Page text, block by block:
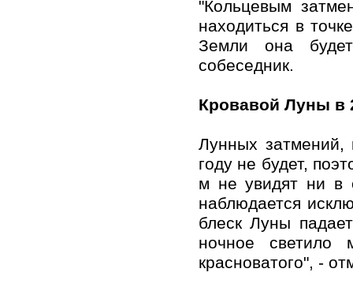
"Кольцевым
находиться в
Земли она
собеседник.
Кровавой Луны в
Лунных затмений,
году не будет,
м не увидят ни в
наблюдается
блеск Луны
ночное светило
красноватого", -